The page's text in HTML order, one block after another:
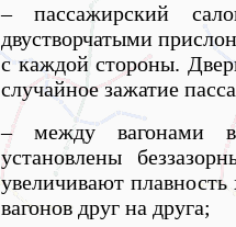
– пассажирский
двустворчатыми
с каждой стороны.
случайное зажатие
– между вагонами
установлены
увеличивают
вагонов друг на друга;